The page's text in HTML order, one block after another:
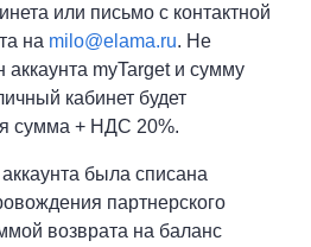
или письмо с контактной
на milo@elama.ru. Не
аккаунта myTarget и сумму
кабинет будет
сумма + НДС 20%.
была списана
партнерского
возврата на баланс